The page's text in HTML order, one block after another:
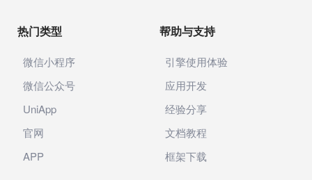
热门类型
微信小程序
微信公众号
UniApp
官网
APP
帮助与支持
引擎使用体验
应用开发
经验分享
文档教程
框架下载